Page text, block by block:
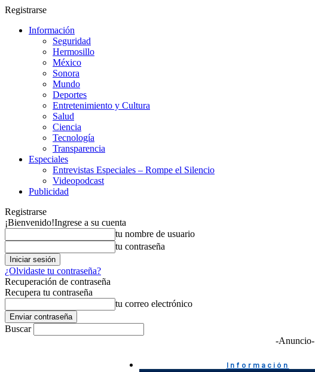
Registrarse
Información
Seguridad
Hermosillo
México
Sonora
Mundo
Deportes
Entretenimiento y Cultura
Salud
Ciencia
Tecnología
Transparencia
Especiales
Entrevistas Especiales – Rompe el Silencio
Videopodcast
Publicidad
Registrarse
¡Bienvenido!Ingrese a su cuenta
tu nombre de usuario
tu contraseña
¿Olvidaste tu contraseña?
Recuperación de contraseña
Recupera tu contraseña
tu correo electrónico
Buscar
-Anuncio-
Información